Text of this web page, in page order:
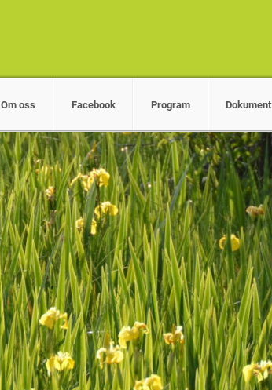
Om oss Facebook Program Dokument